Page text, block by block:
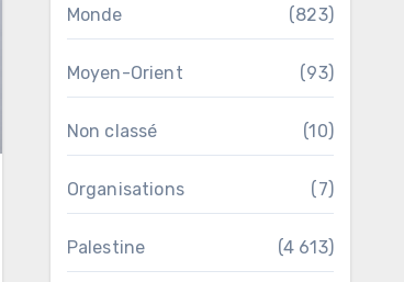
Monde (823)
Moyen-Orient (93)
Non classé (10)
Organisations (7)
Palestine (4 613)